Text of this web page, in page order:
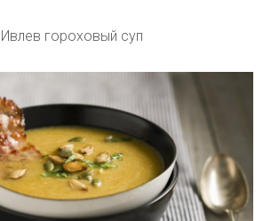
Ивлев гороховый суп